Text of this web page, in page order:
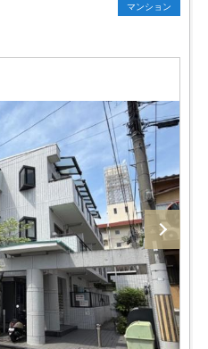
マンション